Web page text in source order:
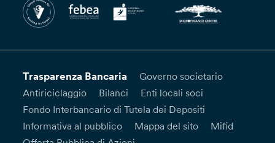
Trasparenza Bancaria
Governo societario
Antiriciclaggio
Bilanci
Enti locali soci
Fondo Interbancario di Tutela dei Depositi
Informativa al pubblico
Mappa del sito
Mifid